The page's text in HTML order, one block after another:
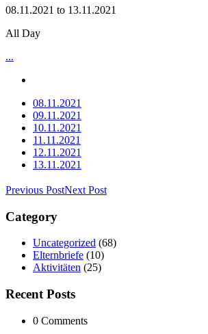
08.11.2021 to 13.11.2021
All Day
...
08.11.2021
09.11.2021
10.11.2021
11.11.2021
12.11.2021
13.11.2021
Previous PostNext Post
Category
Uncategorized (68)
Elternbriefe (10)
Aktivitäten (25)
Recent Posts
0 Comments